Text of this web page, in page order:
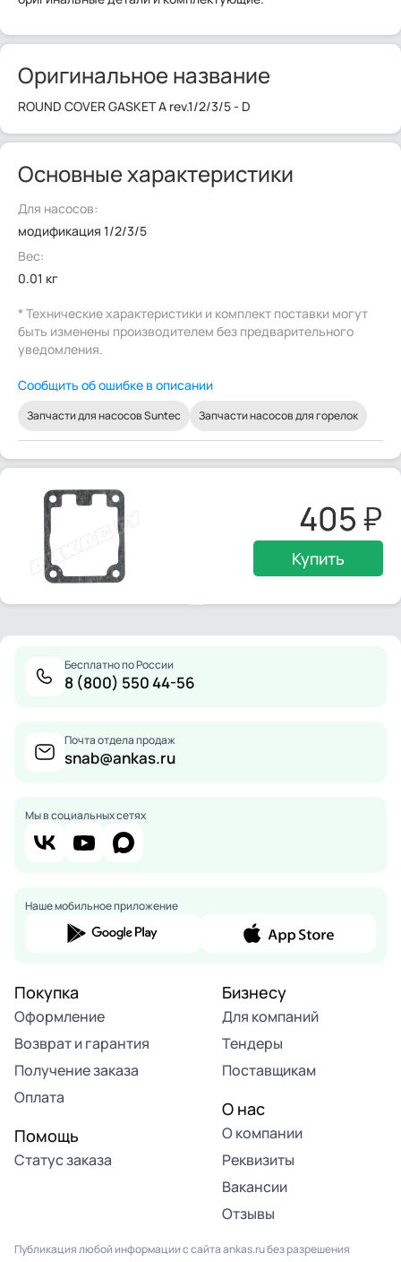
Оригинальное название
ROUND COVER GASKET A rev.1/2/3/5 - D
Основные характеристики
Для насосов:
модификация 1/2/3/5
Вес:
0.01 кг
* Технические характеристики и комплект поставки могут
быть изменены производителем без предварительного
уведомления.
Сообщить об ошибке в описании
Запчасти для насосов Suntec Запчасти насосов для горелок
405
Купить
Бесплатно по России
8 (800) 550 44-56
Почта отдела продаж
snab@ankas.ru
Мы в социальных сетях
Наше мобильное приложение
Покупка
Оформление
Возврат и гарантия
Получение заказа
Оплата
Помощь
Статус заказа
Бизнесу
Для компаний
Тендеры
Поставщикам
О нас
О компании
Реквизиты
Вакансии
Отзывы
Публикация любой информации с сайта ankas.ru без разрешения